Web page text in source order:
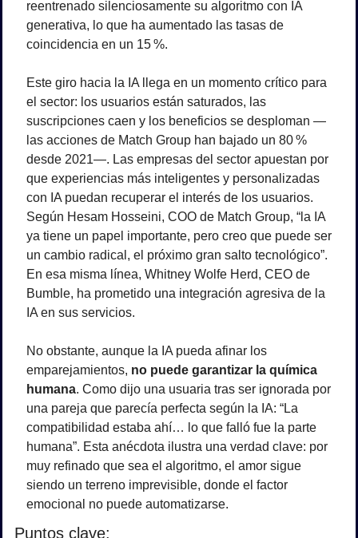
reentrenado silenciosamente su algoritmo con IA
generativa, lo que ha aumentado las tasas de
coincidencia en un 15 %.
Este giro hacia la IA llega en un momento crítico para
el sector: los usuarios están saturados, las
suscripciones caen y los beneficios se desploman —
las acciones de Match Group han bajado un 80 %
desde 2021—. Las empresas del sector apuestan por
que experiencias más inteligentes y personalizadas
con IA puedan recuperar el interés de los usuarios.
Según Hesam Hosseini, COO de Match Group, “la IA
ya tiene un papel importante, pero creo que puede ser
un cambio radical, el próximo gran salto tecnológico”.
En esa misma línea, Whitney Wolfe Herd, CEO de
Bumble, ha prometido una integración agresiva de la
IA en sus servicios.
No obstante, aunque la IA pueda afinar los
emparejamientos, no puede garantizar la química
humana. Como dijo una usuaria tras ser ignorada por
una pareja que parecía perfecta según la IA: “La
compatibilidad estaba ahí… lo que falló fue la parte
humana”. Esta anécdota ilustra una verdad clave: por
muy refinado que sea el algoritmo, el amor sigue
siendo un terreno imprevisible, donde el factor
emocional no puede automatizarse.
Puntos clave: